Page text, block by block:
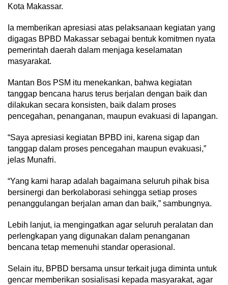
Kota Makassar.
Ia memberikan apresiasi atas pelaksanaan kegiatan yang
digagas BPBD Makassar sebagai bentuk komitmen nyata
pemerintah daerah dalam menjaga keselamatan
masyarakat.
Mantan Bos PSM itu menekankan, bahwa kegiatan
tanggap bencana harus terus berjalan dengan baik dan
dilakukan secara konsisten, baik dalam proses
pencegahan, penanganan, maupun evakuasi di lapangan.
“Saya apresiasi kegiatan BPBD ini, karena sigap dan
tanggap dalam proses pencegahan maupun evakuasi,”
jelas Munafri.
“Yang kami harap adalah bagaimana seluruh pihak bisa
bersinergi dan berkolaborasi sehingga setiap proses
penanggulangan berjalan aman dan baik,” sambungnya.
Lebih lanjut, ia mengingatkan agar seluruh peralatan dan
perlengkapan yang digunakan dalam penanganan
bencana tetap memenuhi standar operasional.
Selain itu, BPBD bersama unsur terkait juga diminta untuk
gencar memberikan sosialisasi kepada masyarakat, agar